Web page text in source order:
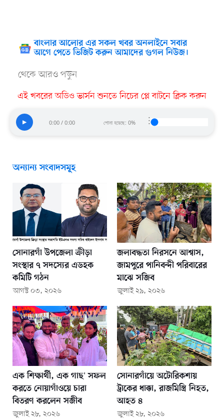
বাংলার আলোর এর সকল খবর অনলাইনে সবার
আগে পেতে ভিজিট করুন আমাদের গুগল নিউজ।
থেকে আরও পড়ুন
এই খবরের অডিও ভার্সন শুনতে নিচের প্লে বাটনে ক্লিক করুন
▶ 0:00 / 0:00 শোনা হয়েছে: 0% ⋮
অন্যান্য সংবাদসমূহ
সোনারগাঁ উপজেলা ক্রীড়া
সংস্থার ৭ সদস্যের এডহক
কমিটি গঠন
আগস্ট ০৩, ২০২৬
জলাবদ্ধতা নিরসনে আশ্বাস,
জামপুরে পানিবন্দী পরিবারের
মাঝে সজিব
জুলাই ২৯, ২০২৬
এক শিক্ষার্থী, এক গাছ' সফল
করতে নোয়াগাঁওয়ে চারা
বিতরণ করলেন সজীব
জুলাই ২৮, ২০২৬
সোনারগাঁয়ে অটোরিকশায়
ট্রাকের ধাক্কা, রাজমিস্ত্রি নিহত,
আহত ৪
জুলাই ২৮, ২০২৬